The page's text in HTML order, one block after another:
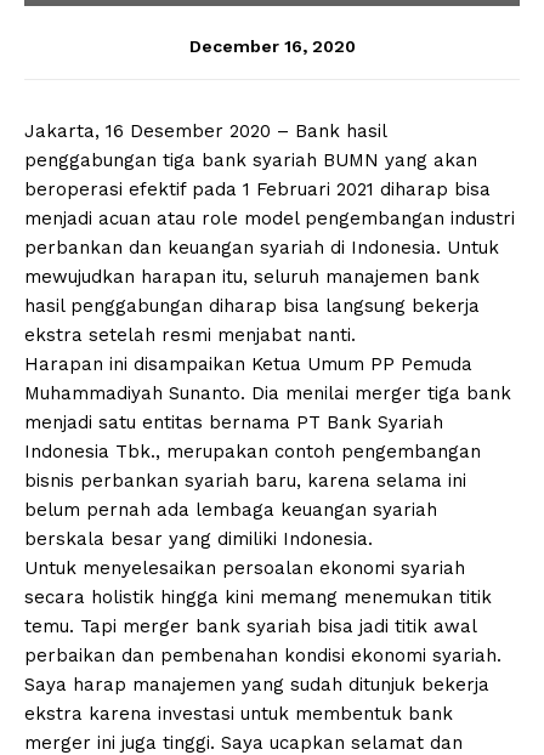
December 16, 2020
Jakarta, 16 Desember 2020 – Bank hasil
penggabungan tiga bank syariah BUMN yang akan
beroperasi efektif pada 1 Februari 2021 diharap bisa
menjadi acuan atau role model pengembangan industri
perbankan dan keuangan syariah di Indonesia. Untuk
mewujudkan harapan itu, seluruh manajemen bank
hasil penggabungan diharap bisa langsung bekerja
ekstra setelah resmi menjabat nanti.
Harapan ini disampaikan Ketua Umum PP Pemuda
Muhammadiyah Sunanto. Dia menilai merger tiga bank
menjadi satu entitas bernama PT Bank Syariah
Indonesia Tbk., merupakan contoh pengembangan
bisnis perbankan syariah baru, karena selama ini
belum pernah ada lembaga keuangan syariah
berskala besar yang dimiliki Indonesia.
Untuk menyelesaikan persoalan ekonomi syariah
secara holistik hingga kini memang menemukan titik
temu. Tapi merger bank syariah bisa jadi titik awal
perbaikan dan pembenahan kondisi ekonomi syariah.
Saya harap manajemen yang sudah ditunjuk bekerja
ekstra karena investasi untuk membentuk bank
merger ini juga tinggi. Saya ucapkan selamat dan